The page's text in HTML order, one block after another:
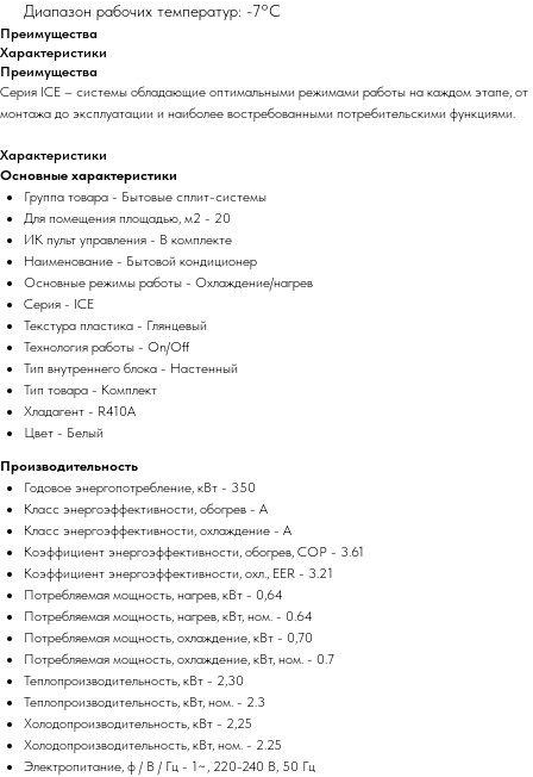
Диапазон рабочих температур: -7°С
Преимущества
Характеристики
Преимущества
Серия ICE – системы обладающие оптимальными режимами работы на каждом этапе, от
монтажа до эксплуатации и наиболее востребованными потребительскими функциями.
Характеристики
Основные характеристики
Группа товара - Бытовые сплит-системы
Для помещения площадью, м2 - 20
ИК пульт управления - В комплекте
Наименование - Бытовой кондиционер
Основные режимы работы - Охлаждение/нагрев
Серия - ICE
Текстура пластика - Глянцевый
Технология работы - On/Off
Тип внутреннего блока - Настенный
Тип товара - Комплект
Хладагент - R410A
Цвет - Белый
Производительность
Годовое энергопотребление, кВт - 350
Класс энергоэффективности, обогрев - A
Класс энергоэффективности, охлаждение - A
Коэффициент энергоэффективности, обогрев, COP - 3.61
Коэффициент энергоэффективности, охл., EER - 3.21
Потребляемая мощность, нагрев, кВт - 0,64
Потребляемая мощность, нагрев, кВт, ном. - 0.64
Потребляемая мощность, охлаждение, кВт - 0,70
Потребляемая мощность, охлаждение, кВт, ном. - 0.7
Теплопроизводительность, кВт - 2,30
Теплопроизводительность, кВт, ном. - 2.3
Холодопроизводительность, кВт - 2,25
Холодопроизводительность, кВт, ном. - 2.25
Электропитание, ф / В / Гц - 1~, 220-240 В, 50 Гц